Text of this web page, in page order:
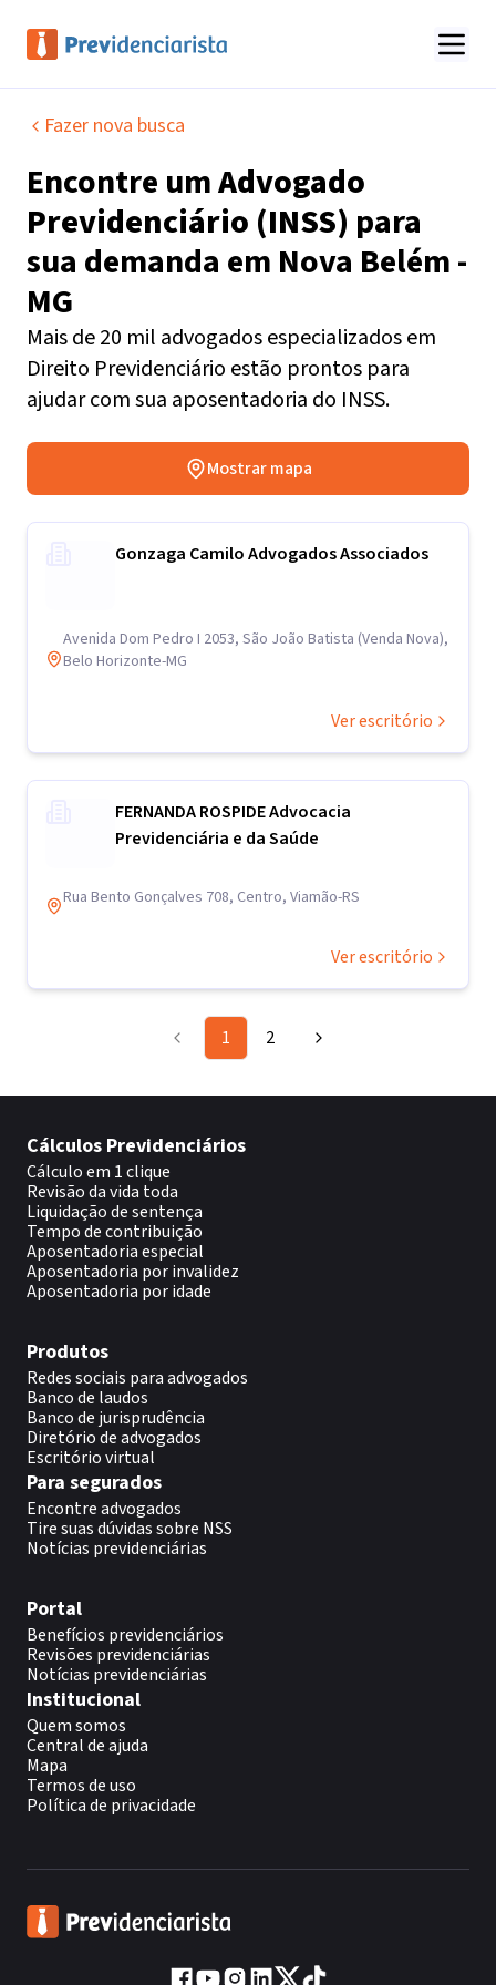
Fazer nova busca
Encontre umAdvogado
Previdenciário (INSS) para
sua demanda em Nova Belém -
MG
Mais de 20 mil advogados especializados em
Direito Previdenciário estão prontos para
ajudar com sua aposentadoria do INSS.
Mostrar mapa
Gonzaga Camilo Advogados Associados
Avenida Dom Pedro I 2053, São João Batista (Venda Nova),
Belo Horizonte-MG
Ver escritório
FERNANDA ROSPIDE Advocacia
Previdenciária e da Saúde
Rua Bento Gonçalves 708, Centro, Viamão-RS
Ver escritório
1 2
Cálculos Previdenciários
Cálculo em 1 clique
Revisão da vida toda
Liquidação de sentença
Tempo de contribuição
Aposentadoria especial
Aposentadoria por invalidez
Aposentadoria por idade
Produtos
Redes sociais para advogados
Banco de laudos
Banco de jurisprudência
Diretório de advogados
Escritório virtual
Para segurados
Encontre advogados
Tire suas dúvidas sobre NSS
Notícias previdenciárias
Portal
Benefícios previdenciários
Revisões previdenciárias
Notícias previdenciárias
Institucional
Quem somos
Central de ajuda
Mapa
Termos de uso
Política de privacidade